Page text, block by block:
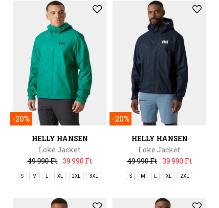
-20%
HELLY HANSEN
Loke Jacket
49 990 Ft 39 990 Ft
S M XL 2XL 3XL
-20%
HELLY HANSEN
Loke Jacket
49 990 Ft 39 990 Ft
S M XL 2XL